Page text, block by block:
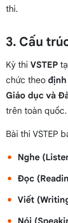
thi.
3. Cấu
Kỳ thi VSTEP
chức theo
Giáo dục và
trên toàn quốc.
Bài thi VSTEP
Nghe
Đọc
Viết